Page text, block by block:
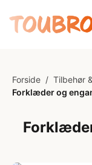
Forside / Tilbehør
Forklæder og